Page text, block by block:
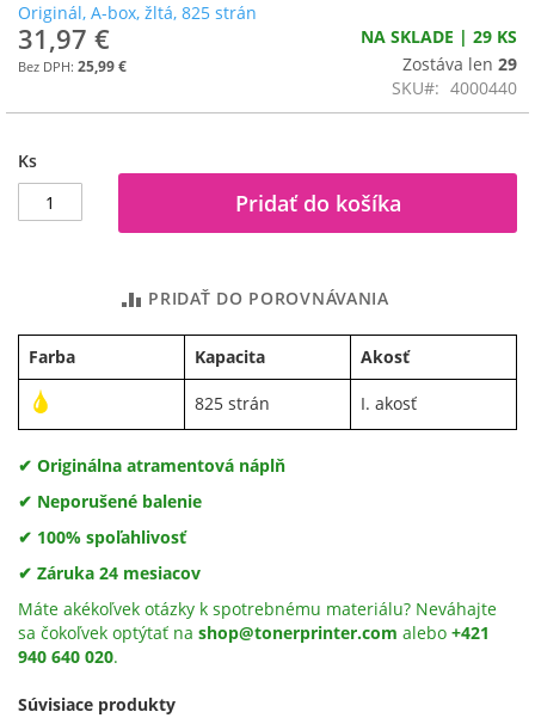
Originál, A-box, žltá, 825 strán
31,97 €
25,99 €
NA SKLADE | 29 KS
Zostáva len 29
SKU
4000440
Ks
Pridať do košíka
PRIDAŤ DO POROVNÁVANIA
Farba Kapacita Akosť
825 strán I. akosť
✔ Originálna atramentová náplň
✔ Neporušené balenie
✔ 100% spoľahlivosť
✔ Záruka 24 mesiacov
Máte akékoľvek otázky k spotrebnému materiálu? Neváhajte
sa čokoľvek optýtať na shop@tonerprinter.com alebo +421
940 640 020.
obrázkov
Súvisiace produkty